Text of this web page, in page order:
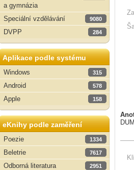
a gymnázia
Speciální vzdělávání 9080
DVPP 284
Aplikace podle systému
Windows
315
Android 578
Apple 158
eKnihy podle zaměření
Poezie
1334
Beletrie 7617
Odborná literatura 2951